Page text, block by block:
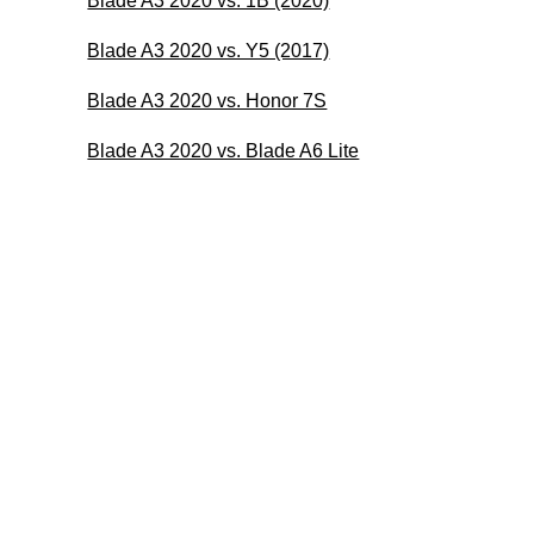
Blade A3 2020 vs. Y5 (2017)
Blade A3 2020 vs. Honor 7S
Blade A3 2020 vs. Blade A6 Lite